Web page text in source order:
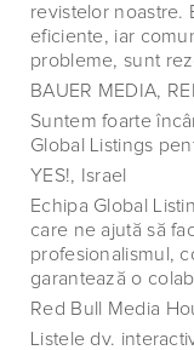
revistelor noastre.
eficiente, iar
probleme, sunt
BAUER MEDIA,
Suntem foarte
Global Listings
YES!, Israel
Echipa Global
care ne ajută să
profesionalismul,
garantează o
Red Bull Media
Listele dv.